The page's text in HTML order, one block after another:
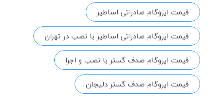
قیمت ایزوگام صادراتی اساطیر
قیمت ایزوگام صادراتی اساطیر با نصب در تهران
قیمت ایزوگام صدف گستر با نصب و اجرا
قیمت ایزوگام صدف گستر دلیجان